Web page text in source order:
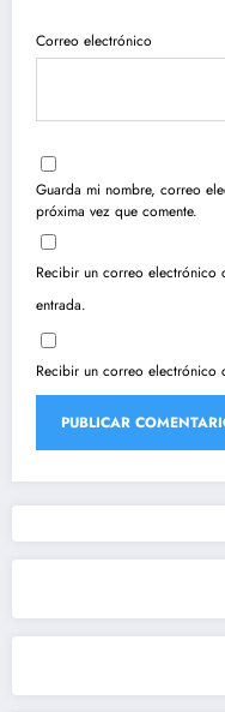
Correo electrónico
Guarda mi nombre, correo
próxima vez que comente.
Recibir un correo electrónico
entrada.
Recibir un correo electrónico